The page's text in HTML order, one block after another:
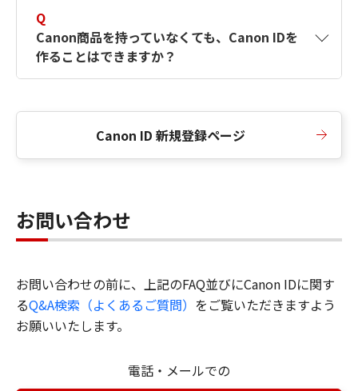
Q
Canon商品を持っていなくても、Canon IDを
作ることはできますか？
Canon ID 新規登録ページ
お問い合わせ
お問い合わせの前に、上記のFAQ並びにCanon IDに関す
るQ&A検索（よくあるご質問） をご覧いただきますよう
お願いいたします。
電話・メールでの